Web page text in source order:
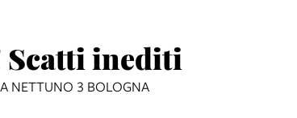
Scatti inediti
NETTUNO 3 BOLOGNA